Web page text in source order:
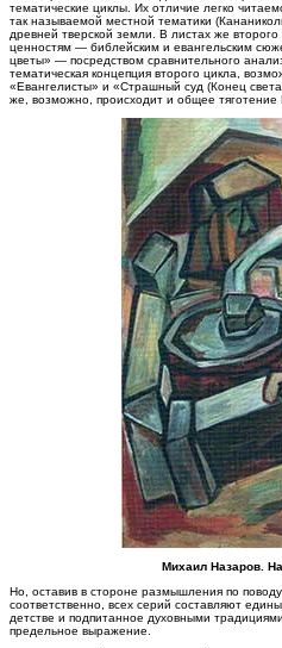
тематические циклы. Их отличие легко
так называемой местной тематики
древней тверской земли. В листах же
ценностям — библейским и евангельским
цветы» — посредством сравнительного
тематическая концепция второго цикла,
«Евангелисты» и «Страшный суд (Конец
же, возможно, происходит и общее тяготение
Михаил Назаров.
Но, оставив в стороне размышления по
соответственно, всех серий составляют
детстве и подпитанное духовными
предельное выражение.